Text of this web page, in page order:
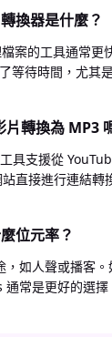
換器是什麼？
案的工具通常更
等待時間，尤其
轉換為 MP3
具支援從
直接進行連結轉
位元率？
如人聲或播客
常是更好的選擇